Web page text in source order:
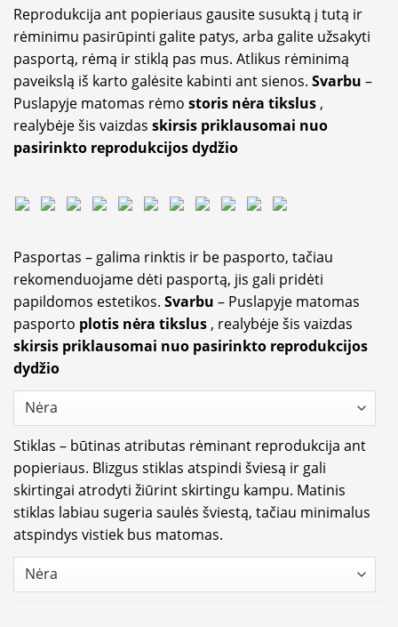
Reprodukcija ant popieriaus gausite susuktą į tutą ir
rėminimu pasirūpinti galite patys, arba galite užsakyti
pasportą, rėmą ir stiklą pas mus. Atlikus rėminimą
paveikslą iš karto galėsite kabinti ant sienos. Svarbu –
Puslapyje matomas rėmo storis nėra tikslus ,
realybėje šis vaizdas skirsis priklausomai nuo
pasirinkto reprodukcijos dydžio
Pasportas – galima rinktis ir be pasporto, tačiau
rekomenduojame dėti pasportą, jis gali pridėti
papildomos estetikos. Svarbu – Puslapyje matomas
pasporto plotis nėra tikslus , realybėje šis vaizdas
skirsis priklausomai nuo pasirinkto reprodukcijos
dydžio
Stiklas – būtinas atributas rėminant reprodukcija ant
popieriaus. Blizgus stiklas atspindi šviesą ir gali
skirtingai atrodyti žiūrint skirtingu kampu. Matinis
stiklas labiau sugeria saulės šviestą, tačiau minimalus
atspindys vistiek bus matomas.